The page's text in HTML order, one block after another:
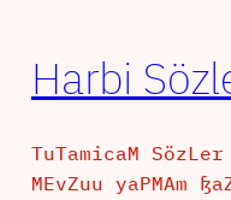
Harbi
TuTamicaM
MEvZuu yaPMAm